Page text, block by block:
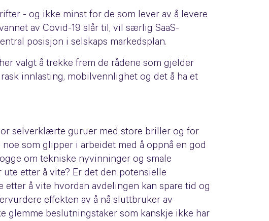
- og ikke minst for de som lever av å levere
av Covid-19 slår til, vil særlig SaaS-
posisjon i selskaps markedsplan.
valgt å trekke frem de rådene som gjelder
innlasting, mobilvennlighet og det å ha et
selverklærte guruer med store briller og for
som glipper i arbeidet med å oppnå en god
om tekniske nyvinninger og smale
etter å vite? Er det den potensielle
å vite hvordan avdelingen kan spare tid og
effekten av å nå sluttbruker av
glemme beslutningstaker som kanskje ikke har